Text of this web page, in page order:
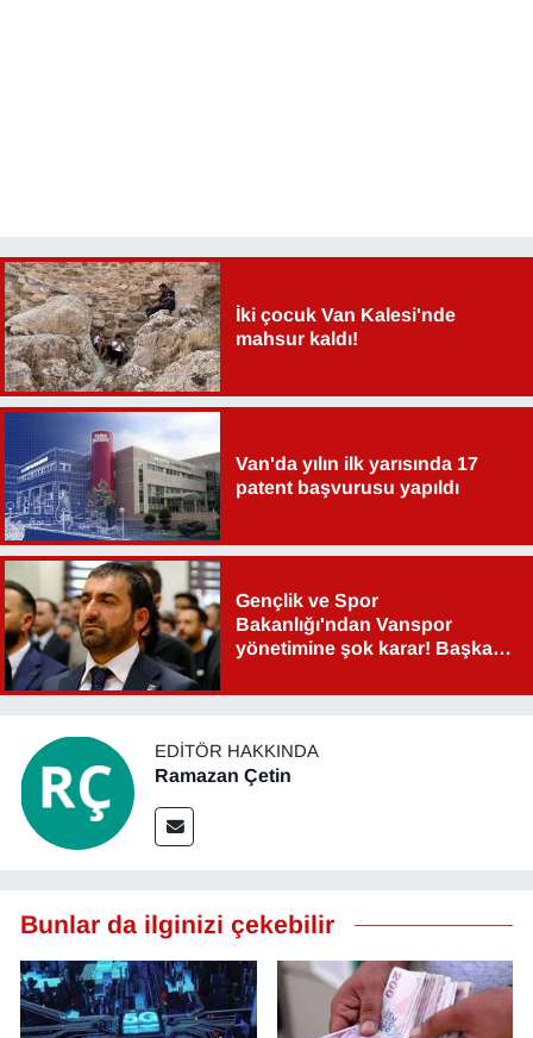
İki çocuk Van Kalesi'nde
mahsur kaldı!
Van'da yılın ilk yarısında 17
patent başvurusu yapıldı
Gençlik ve Spor
Bakanlığı'ndan Vanspor
yönetimine şok karar! Başkan
EDITÖR HAKKINDA
Ramazan Çetin
Bunlar da ilginizi çekebilir